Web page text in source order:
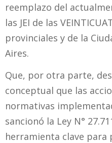
reemplazo del
las JEI de las
provinciales y de la
Aires.
Que, por otra parte,
conceptual que las
normativas
sancionó la Ley N°
herramienta clave para